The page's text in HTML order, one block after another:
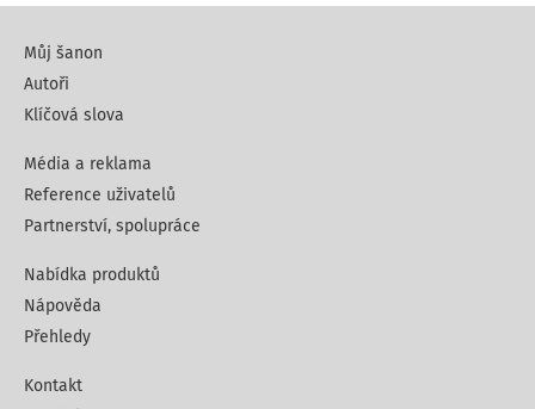
Můj šanon
Autoři
Klíčová slova
Média a reklama
Reference uživatelů
Partnerství, spolupráce
Nabídka produktů
Nápověda
Přehledy
Kontakt